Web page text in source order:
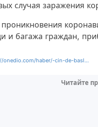
случая заражения
и багажа граждан,
onedio.com/haber/-cin-de-basl...
Читайте